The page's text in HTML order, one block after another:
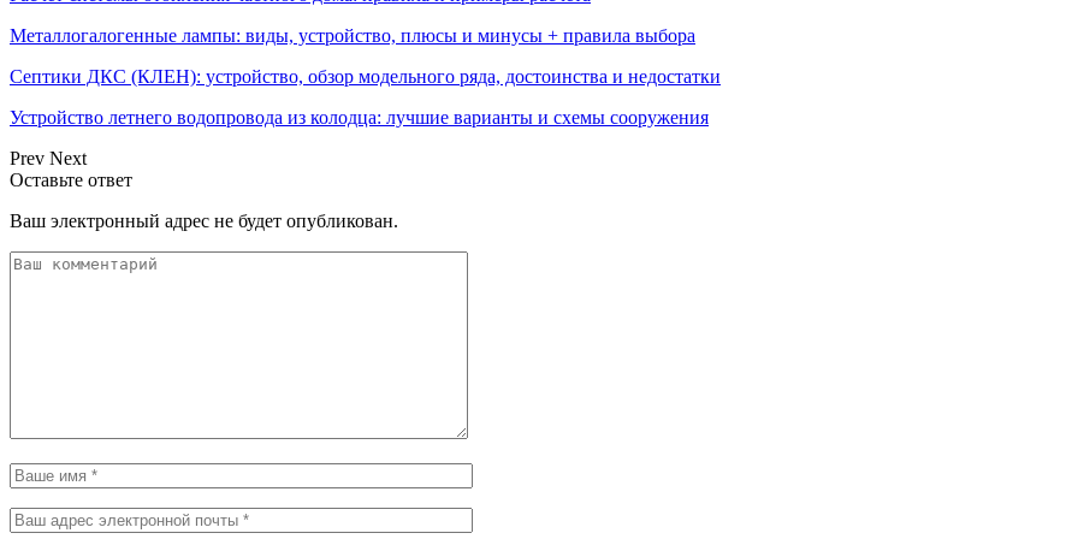
Металлогалогенные лампы: виды, устройство, плюсы и минусы + правила выбора
Септики ДКС (КЛЕН): устройство, обзор модельного ряда, достоинства и недостатки
Устройство летнего водопровода из колодца: лучшие варианты и схемы сооружения
Prev Next
Оставьте ответ
Ваш электронный адрес не будет опубликован.